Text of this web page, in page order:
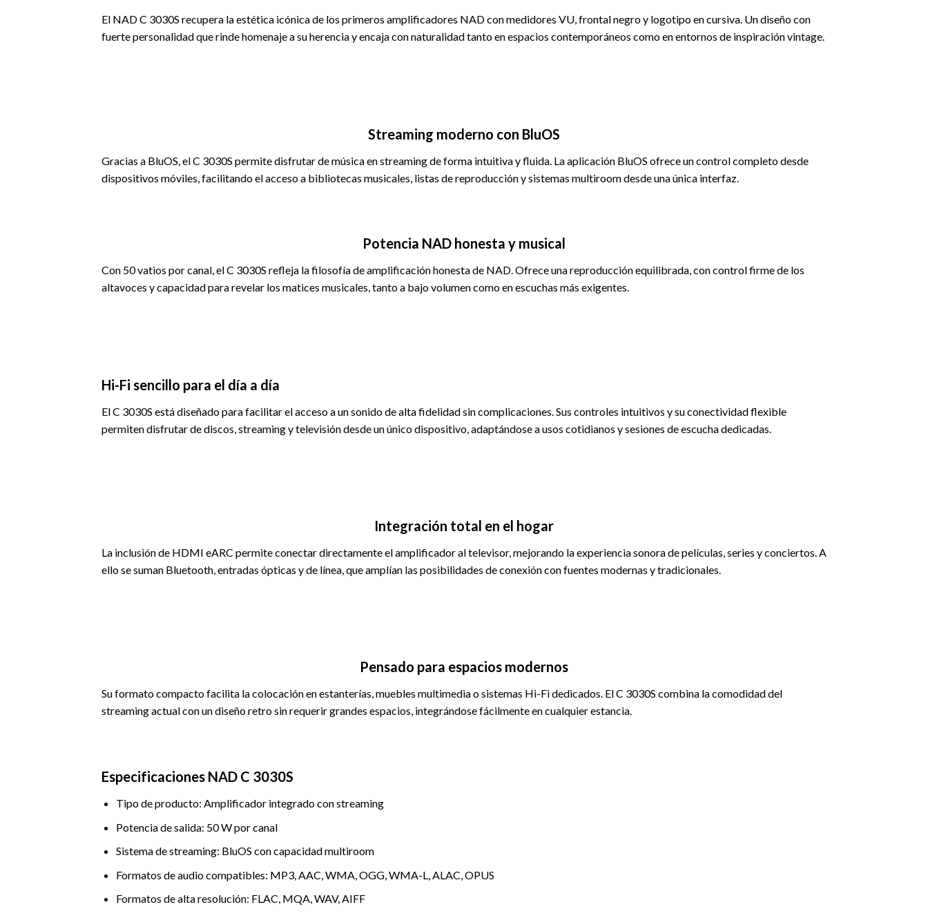
El NAD C 3030S recupera la estética icónica de los primeros amplificadores NAD con medidores VU, frontal negro y logotipo en cursiva. Un diseño con
fuerte personalidad que rinde homenaje a su herencia y encaja con naturalidad tanto en espacios contemporáneos como en entornos de inspiración vintage.
Streaming moderno con BluOS
Gracias a BluOS, el C 3030S permite disfrutar de música en streaming de forma intuitiva y fluida. La aplicación BluOS ofrece un control completo desde
dispositivos móviles, facilitando el acceso a bibliotecas musicales, listas de reproducción y sistemas multiroom desde una única interfaz.
Potencia NAD honesta y musical
Con 50 vatios por canal, el C 3030S refleja la filosofía de amplificación honesta de NAD. Ofrece una reproducción equilibrada, con control firme de los
altavoces y capacidad para revelar los matices musicales, tanto a bajo volumen como en escuchas más exigentes.
Hi-Fi sencillo para el día a día
El C 3030S está diseñado para facilitar el acceso a un sonido de alta fidelidad sin complicaciones. Sus controles intuitivos y su conectividad flexible
permiten disfrutar de discos, streaming y televisión desde un único dispositivo, adaptándose a usos cotidianos y sesiones de escucha dedicadas.
Integración total en el hogar
La inclusión de HDMI eARC permite conectar directamente el amplificador al televisor, mejorando la experiencia sonora de películas, series y conciertos. A
ello se suman Bluetooth, entradas ópticas y de línea, que amplían las posibilidades de conexión con fuentes modernas y tradicionales.
Pensado para espacios modernos
Su formato compacto facilita la colocación en estanterías, muebles multimedia o sistemas Hi-Fi dedicados. El C 3030S combina la comodidad del
streaming actual con un diseño retro sin requerir grandes espacios, integrándose fácilmente en cualquier estancia.
Especificaciones NAD C 3030S
Tipo de producto: Amplificador integrado con streaming
Potencia de salida: 50 W por canal
Sistema de streaming: BluOS con capacidad multiroom
Formatos de audio compatibles: MP3, AAC, WMA, OGG, WMA-L, ALAC, OPUS
Formatos de alta resolución: FLAC, MQA, WAV, AIFF